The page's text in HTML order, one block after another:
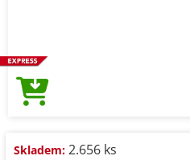
Skladem: 2.656 ks